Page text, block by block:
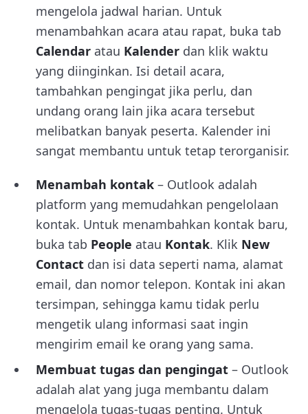
mengelola jadwal harian. Untuk
menambahkan acara atau rapat, buka tab
Calendar atau Kalender dan klik waktu
yang diinginkan. Isi detail acara,
tambahkan pengingat jika perlu, dan
undang orang lain jika acara tersebut
melibatkan banyak peserta. Kalender ini
sangat membantu untuk tetap terorganisir.
Menambah kontak – Outlook adalah
platform yang memudahkan pengelolaan
kontak. Untuk menambahkan kontak baru,
buka tab People atau Kontak. Klik New
Contact dan isi data seperti nama, alamat
email, dan nomor telepon. Kontak ini akan
tersimpan, sehingga kamu tidak perlu
mengetik ulang informasi saat ingin
mengirim email ke orang yang sama.
Membuat tugas dan pengingat – Outlook
adalah alat yang juga membantu dalam
mengelola tugas-tugas penting. Untuk